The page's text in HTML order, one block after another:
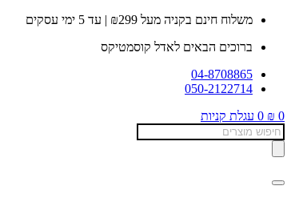
משלוח חינם בקניה מעל ₪299 | עד 5 ימי עסקים
ברוכים הבאים לאדל קוסמטיקס
04-8708865
050-2122714
₪ 0
0 עגלת קניות
Products
search